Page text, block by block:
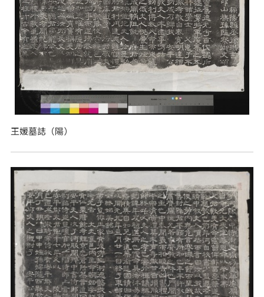
王媛墓誌（陽）